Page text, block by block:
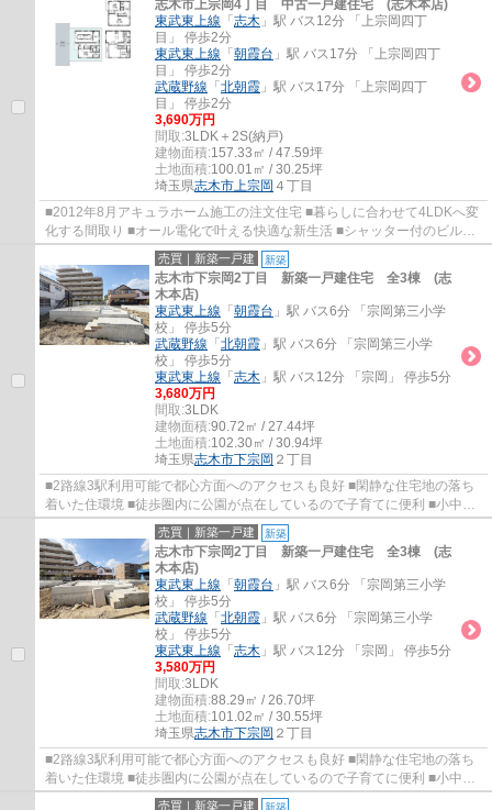
志木市上宗岡4丁目 中古一戸建住宅 (志木本店)
東武東上線 「 志木 」駅 バス12分 「上宗岡四丁
目」 停歩2分
東武東上線 「 朝霞台 」駅 バス17分 「上宗岡四丁
目」 停歩2分
武蔵野線 「 北朝霞 」駅 バス17分 「上宗岡四丁
目」 停歩2分
3,690万円
間取:3LDK＋2S(納戸)
建物面積:157.33㎡ / 47.59坪
土地面積:100.01㎡ / 30.25坪
埼玉県志木市上宗岡 ４丁目
■2012年8月アキュラホーム施工の注文住宅 ■暮らしに合わせて4LDKへ変
化する間取り ■オール電化で叶える快適な新生活 ■シャッター付のビルト
ガレージ ■WIC×納戸2ヵ所。収納豊富な住まい
売買｜新築一戸建 新築
志木市下宗岡2丁目 新築一戸建住宅 全3棟 (志
木本店)
東武東上線 「 朝霞台 」駅 バス6分 「宗岡第三小学
校」 停歩5分
武蔵野線 「 北朝霞 」駅 バス6分 「宗岡第三小学
校」 停歩5分
東武東上線 「 志木 」駅 バス12分 「宗岡」 停歩5分
3,680万円
間取:3LDK
建物面積:90.72㎡ / 27.44坪
土地面積:102.30㎡ / 30.94坪
埼玉県志木市下宗岡 ２丁目
■2路線3駅利用可能で都心方面へのアクセスも良好 ■閑静な住宅地の落ち
着いた住環境 ■徒歩圏内に公園が点在しているので子育てに便利 ■小中学
校が近く、お子様の通学も安心
売買｜新築一戸建 新築
志木市下宗岡2丁目 新築一戸建住宅 全3棟 (志
木本店)
東武東上線 「 朝霞台 」駅 バス6分 「宗岡第三小学
校」 停歩5分
武蔵野線 「 北朝霞 」駅 バス6分 「宗岡第三小学
校」 停歩5分
東武東上線 「 志木 」駅 バス12分 「宗岡」 停歩5分
3,580万円
間取:3LDK
建物面積:88.29㎡ / 26.70坪
土地面積:101.02㎡ / 30.55坪
埼玉県志木市下宗岡 ２丁目
■2路線3駅利用可能で都心方面へのアクセスも良好 ■閑静な住宅地の落ち
着いた住環境 ■徒歩圏内に公園が点在しているので子育てに便利 ■小中学
校が近く、お子様の通学も安心
売買｜新築一戸建 新築